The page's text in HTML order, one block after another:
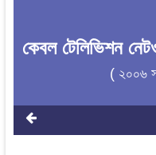
কেবল টেলিভিশন
( ২০০৬